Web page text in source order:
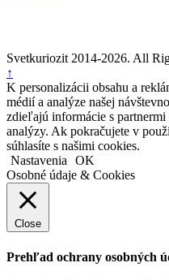
Svetkuriozit 2014-2026. All
↑
K personalizácii obsahu a
médií a analýze našej
zdieľajú informácie s
analýzy. Ak pokračujete v
súhlasíte s našimi cookies.
Nastavenia OK
Osobné údaje & Cookies
Close
Prehľad ochrany osobných